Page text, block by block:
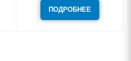
ПОДРОБНЕЕ